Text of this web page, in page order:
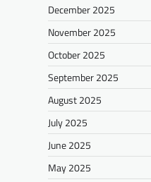
December 2025
November 2025
October 2025
September 2025
August 2025
July 2025
June 2025
May 2025